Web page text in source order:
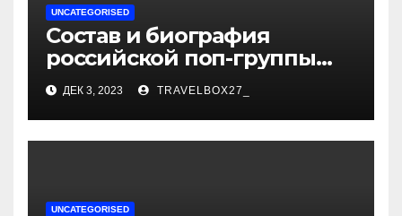
UNCATEGORISED
Состав и биография
российской поп-группы
«Иванушки интернешнл»
— история успеха, музыка
и судьбы участников
ДЕК 3, 2023 TRAVELBOX27_
UNCATEGORISED